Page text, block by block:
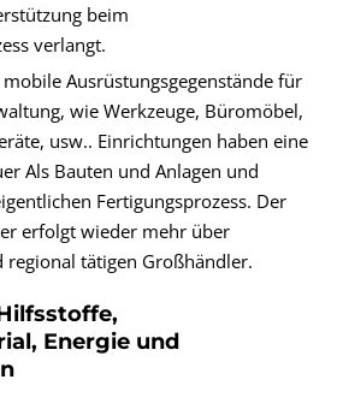
beim
verlangt.
Ausrüstungsgegenstände für
wie Werkzeuge, Büromöbel,
usw.. Einrichtungen haben eine
Als Bauten und Anlagen und
Fertigungsprozess. Der
erfolgt wieder mehr über
tätigen Großhändler.
Energie und